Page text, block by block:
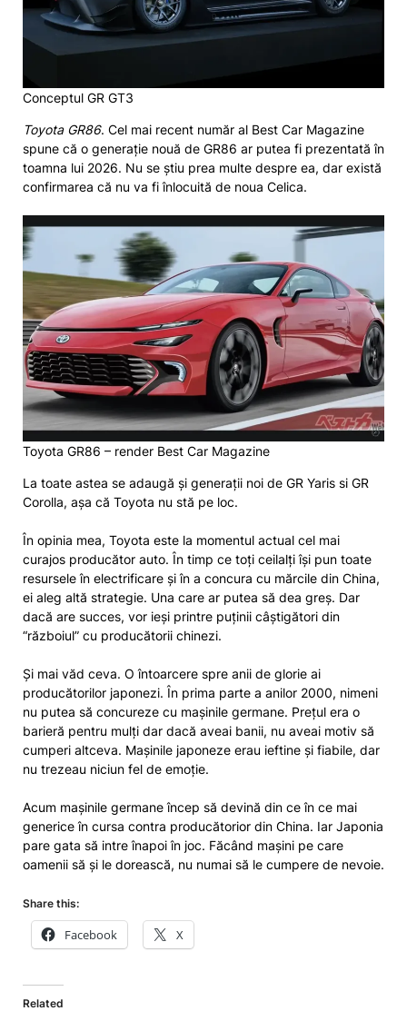
Conceptul GR GT3
Toyota GR86. Cel mai recent număr al Best Car Magazine
spune că o generație nouă de GR86 ar putea fi prezentată în
toamna lui 2026. Nu se știu prea multe despre ea, dar există
confirmarea că nu va fi înlocuită de noua Celica.
Toyota GR86 – render Best Car Magazine
La toate astea se adaugă și generații noi de GR Yaris si GR
Corolla, așa că Toyota nu stă pe loc.
În opinia mea, Toyota este la momentul actual cel mai
curajos producător auto. În timp ce toți ceilalți își pun toate
resursele în electrificare și în a concura cu mărcile din China,
ei aleg altă strategie. Una care ar putea să dea greș. Dar
dacă are succes, vor ieși printre puținii câștigători din
“războiul” cu producătorii chinezi.
Și mai văd ceva. O întoarcere spre anii de glorie ai
producătorilor japonezi. În prima parte a anilor 2000, nimeni
nu putea să concureze cu mașinile germane. Prețul era o
barieră pentru mulți dar dacă aveai banii, nu aveai motiv să
cumperi altceva. Mașinile japoneze erau ieftine și fiabile, dar
nu trezeau niciun fel de emoție.
Acum mașinile germane încep să devină din ce în ce mai
generice în cursa contra producătorior din China. Iar Japonia
pare gata să intre înapoi în joc. Făcând mașini pe care
oamenii să și le dorească, nu numai să le cumpere de nevoie.
Share this:
Facebook X
Related